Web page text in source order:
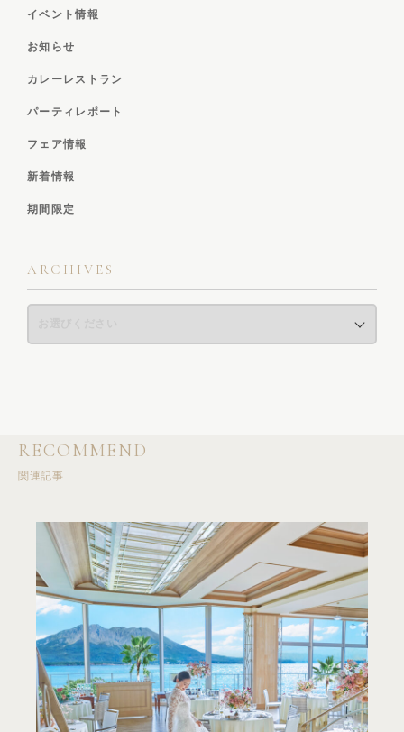
イベント情報
お知らせ
カレーレストラン
パーティレポート
フェア情報
新着情報
期間限定
ARCHIVES
RECOMMEND
関連記事